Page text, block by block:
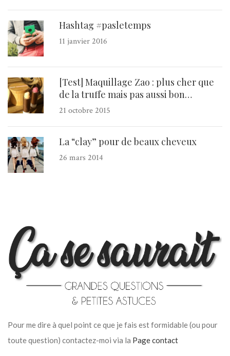
Hashtag #pasletemps
11 janvier 2016
[Test] Maquillage Zao : plus cher que
de la truffe mais pas aussi bon…
21 octobre 2015
La “clay” pour de beaux cheveux
26 mars 2014
Pour me dire à quel point ce que je fais est formidable (ou pour
toute question) contactez-moi via la Page contact